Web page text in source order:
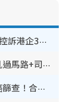
高才通來港2個月辭職逃回內地！控訴港企3宗罪 歎微管理極窒息
警方即日起全港大執法！捉行人亂過馬路+司機不專注駕駛！亂過馬路罰$2000
港大公共衞生學院推免費早期肺癌篩查！合資格人士將獲全額資助定期血液化驗／電腦斷層掃描／風險評估